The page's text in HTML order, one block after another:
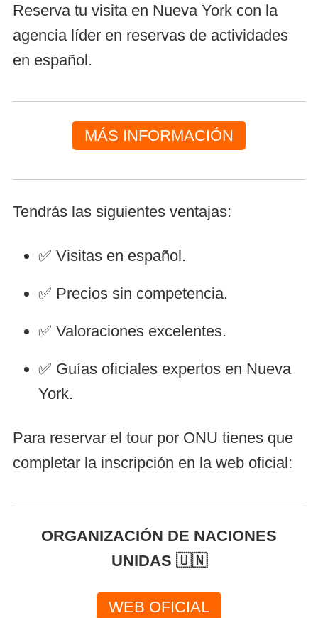
Reserva tu visita en Nueva York con la
agencia líder en reservas de actividades
en español.
MÁS INFORMACIÓN
Tendrás las siguientes ventajas:
✅ Visitas en español.
✅ Precios sin competencia.
✅ Valoraciones excelentes.
✅ Guías oficiales expertos en Nueva
York.
Para reservar el tour por ONU tienes que
completar la inscripción en la web oficial:
ORGANIZACIÓN DE NACIONES
UNIDAS 🇺🇳
WEB OFICIAL